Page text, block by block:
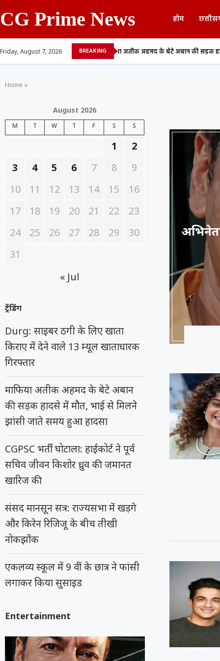
CG Prime News होम
Friday, August 7, 2026 BREAKING
वाले 13... माफिया अतीक अहमद के बेटे अबान की सड़क हादसे में मौत,...
Home »
August 2026
M T W T F S S
1
2
3
4 5 6 7 8
9
10
11 12 13 14 15
16
17
18 19 20 21 22
23
24
25 26 27 28 29
30
31
« Jul
ट्रेंडिंग
Durg: साइबर ठगी के लिए खाता
किराए में देने वाले 13 म्यूल खाताधारक
गिरफ्तार
माफिया अतीक अहमद के बेटे अबान
की सड़क हादसे में मौत, भाई से मिलने
झांसी जाते समय हुआ हादसा
CGPSC भर्ती घोटाला: हाईकोर्ट ने पूर्व
सचिव जीवन किशोर ध्रुव की जमानत
खारिज की
संसद मानसून सत्र: राज्यसभा में खड़गे
और किरेन रिजिजू के बीच तीखी
नोकझोंक
एकलव्य स्कूल में 9 वीं के छात्र ने फांसी
लगाकर किया सुसाइड
Entertainment